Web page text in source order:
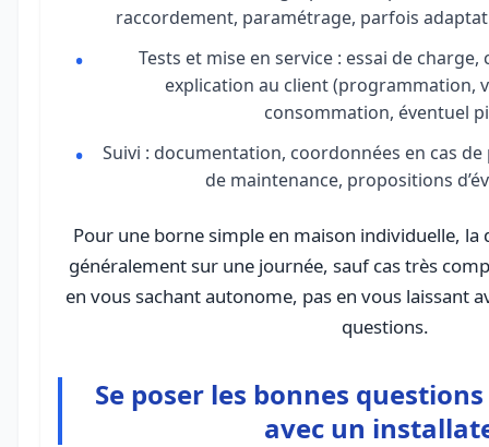
raccordement, paramétrage, parfois
Tests et mise en service : essai de
explication au client (programmation,
consommation, éventuel
Suivi : documentation, coordonnées en cas
de maintenance, propositions
Pour une borne simple en maison individuelle, la
généralement sur une journée, sauf cas très
en vous sachant autonome, pas en vous laissant
questions.
Se poser les bonnes
avec un